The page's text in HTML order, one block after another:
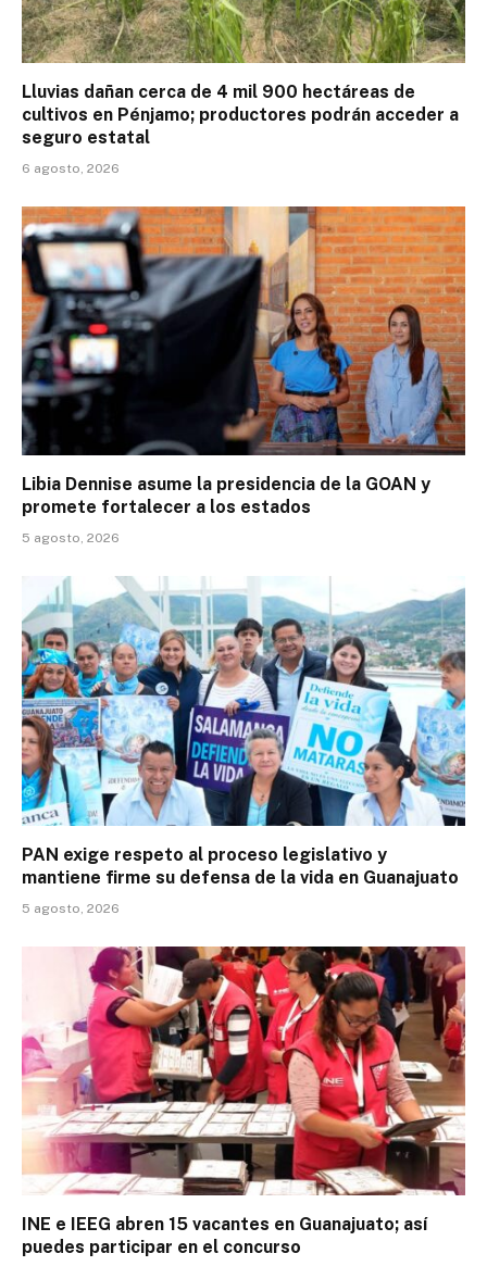
Lluvias dañan cerca de 4 mil 900 hectáreas de
cultivos en Pénjamo; productores podrán acceder a
seguro estatal
6 agosto, 2026
Libia Dennise asume la presidencia de la GOAN y
promete fortalecer a los estados
5 agosto, 2026
PAN exige respeto al proceso legislativo y
mantiene firme su defensa de la vida en Guanajuato
5 agosto, 2026
INE e IEEG abren 15 vacantes en Guanajuato; así
puedes participar en el concurso